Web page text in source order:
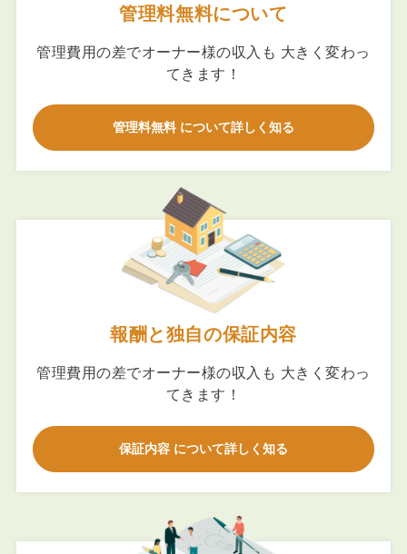
管理料無料について
管理費用の差でオーナー様の収入も 大きく変わっ
てきます！
管理料無料 について詳しく知る
報酬と独自の保証内容
管理費用の差でオーナー様の収入も 大きく変わっ
てきます！
保証内容 について詳しく知る